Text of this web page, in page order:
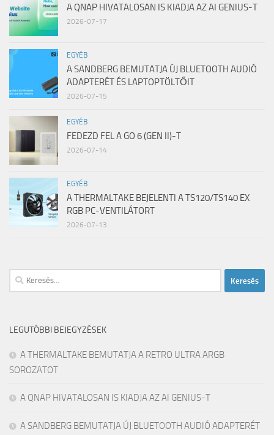
A QNAP HIVATALOSAN IS KIADJA AZ AI GENIUS-T
2026-07-17
EGYÉB
A SANDBERG BEMUTATJA ÚJ BLUETOOTH AUDIÓ
ADAPTERÉT ÉS LAPTOPTÖLTŐIT
2026-07-15
EGYÉB
FEDEZD FEL A GO 6 (GEN II)-T
2026-07-14
EGYÉB
A THERMALTAKE BEJELENTI A TS120/TS140 EX
RGB PC-VENTILÁTORT
2026-07-13
Keresés:
LEGUTÓBBI BEJEGYZÉSEK
A THERMALTAKE BEMUTATJA A RETRO ULTRA ARGB
SOROZATOT
A QNAP HIVATALOSAN IS KIADJA AZ AI GENIUS-T
A SANDBERG BEMUTATJA ÚJ BLUETOOTH AUDIÓ ADAPTERÉT